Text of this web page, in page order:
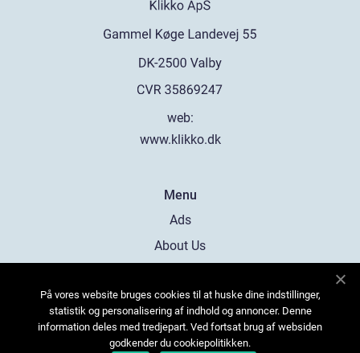
web:
www.klikko.dk
Menu
Ads
About Us
Contact
Sitemap
På vores website bruges cookies til at huske dine indstillinger,
statistik og personalisering af indhold og annoncer. Denne
information deles med tredjepart. Ved fortsat brug af websiden
godkender du cookiepolitikken.